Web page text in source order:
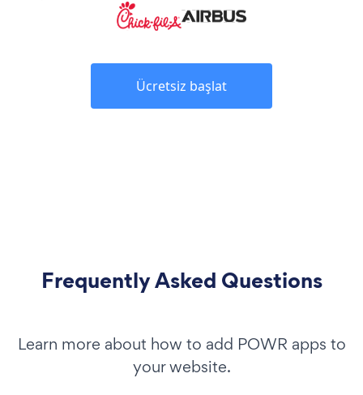
Ücretsiz başlat
Frequently Asked Questions
Learn more about how to add POWR apps to
your website.